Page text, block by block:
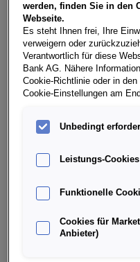
Erstzulassung
03/2026
Kilometerstand
251 km
werden, finden Sie in den
Webseite.
Es steht Ihnen frei, Ihre
verweigern oder
Verantwortlich für diese
Bank AG. Nähere
Cookie-Richtlinie oder in
Cookie-Einstellungen am
Unbedingt
Leistungs-
Funktionelle
Cookies für
Anbieter)